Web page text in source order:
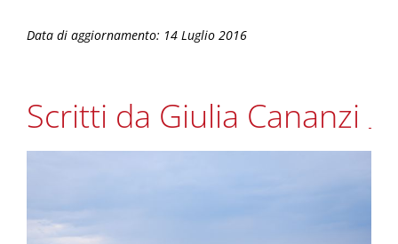
Data di aggiornamento: 14 Luglio 2016
Scritti da Giulia Cananzi